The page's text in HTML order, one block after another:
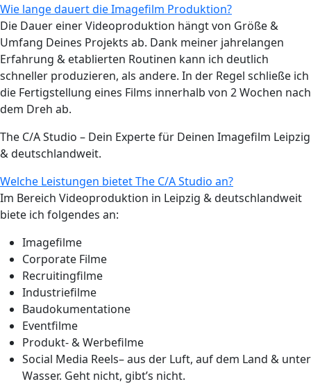
Wie lange dauert die Imagefilm Produktion?
Die Dauer einer Videoproduktion hängt von Größe &
Umfang Deines Projekts ab. Dank meiner jahrelangen
Erfahrung & etablierten Routinen kann ich deutlich
schneller produzieren, als andere. In der Regel schließe ich
die Fertigstellung eines Films innerhalb von 2 Wochen nach
dem Dreh ab.
The C/A Studio – Dein Experte für Deinen Imagefilm Leipzig
& deutschlandweit.
Welche Leistungen bietet The C/A Studio an?
Im Bereich Videoproduktion in Leipzig & deutschlandweit
biete ich folgendes an:
Imagefilme
Corporate Filme
Recruitingfilme
Industriefilme
Baudokumentatione
Eventfilme
Produkt- & Werbefilme
Social Media Reels– aus der Luft, auf dem Land & unter
Wasser. Geht nicht, gibt’s nicht.